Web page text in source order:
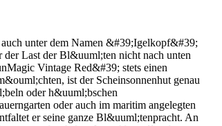
unter dem Namen &#39;Igelkopf&#39;
der Last der Bl&uuml;ten nicht nach unten
Vintage Red&#39; stets einen
ist der Scheinsonnenhut genau
oder h&uuml;bschen
oder auch im maritim angelegten
er seine ganze Bl&uuml;tenpracht. An